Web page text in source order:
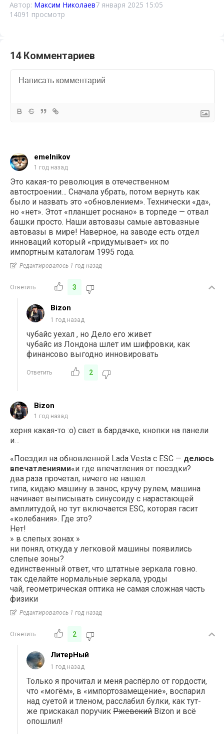
Автор: Максим Николаев7 января 2025 15:05
14091 просмотр
14 Комментариев
emelnikov
1 год назад
Это какая-то революция в отечественном
автостроении… Сначала убрать, потом вернуть как
было и назвать это «обновлением». Технически «да»,
но «нет». Этот «планшет роснано» в торпеде — отвал
башки просто. Наши автовазы самые автовазные
автовазы в мире! Наверное, на заводе есть отдел
инноваций который «придумывает» их по
импортным каталогам 1995 года.
Редактировалось 1 год назад
Ответить 3
Bizon
1 год назад
чубайс уехал , но Дело его живет
чубайс из Лондона шлет им шифровки, как
финансово выгодно инновировать
Ответить 2
Bizon
1 год назад
херня какая-то :о) свет в бардачке, кнопки на панели
и…
«Поездил на обновленной Lada Vesta с ESC — делюсь
впечатлениями«и где впечатления от поездки?
два раза прочетал, ничего не нашел.
типа, кидаю машину в занос, кручу рулем, машина
начинает выписывать синусоиду с нарастающей
амплитудой, но тут включается ESC, которая гасит
«колебания». Где это?
Нет!
» в слепых зонах »
ни понял, откуда у легковой машины появились
слепые зоны?
единственный ответ, что штатные зеркала говно.
так сделайте нормальные зеркала, уроды
чай, геометрическая оптика не самая сложная часть
физики
Редактировалось 1 год назад
Ответить 2
ЛитерНый
1 год назад
Только я прочитал и меня распёрло от гордости,
что «могём», в «импортозамещение», воспарил
над суетой и тленом, расслабил булки, как тут-
же прискакал поручикРжевскийBizon и всё
опошлил!